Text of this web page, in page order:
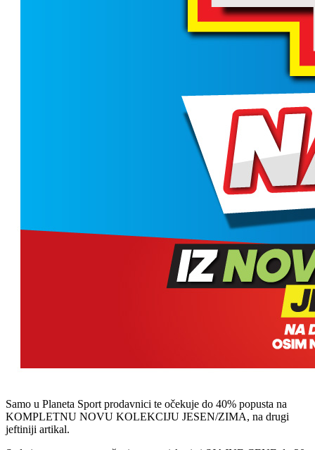
Samo u Planeta Sport prodavnici te očekuje do 40% popusta na
KOMPLETNU NOVU KOLEKCIJU JESEN/ZIMA, na drugi
jeftiniji artikal.